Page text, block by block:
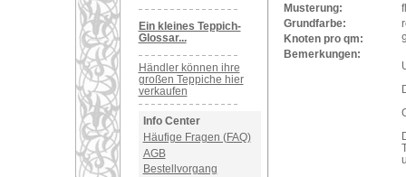
Ein kleines Teppich-
Glossar...
Händler können ihre
großen Teppiche hier
verkaufen
Info Center
Häufige Fragen (FAQ)
AGB
Bestellvorgang
Musterung:
Grundfarbe:
Knoten pro qm:
Bemerkungen: